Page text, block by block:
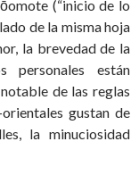
(“inicio de lo
de la misma hoja
la brevedad de la
personales están
de las reglas
gustan de
la minuciosidad